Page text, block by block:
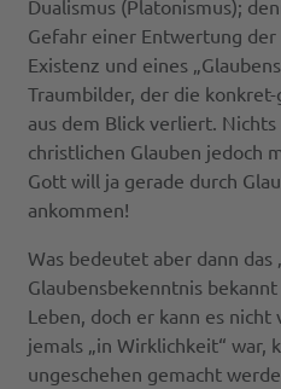
Dualismus (Platonismus);
Gefahr einer Entwertung
Existenz und eines
Traumbilder, der die
aus dem Blick verliert.
christlichen Glauben jedoch
Gott will ja gerade durch
ankommen!
Was bedeutet aber dann das
Glaubensbekenntnis
Leben, doch er kann es
jemals „in Wirklichkeit“ war,
ungeschehen gemacht